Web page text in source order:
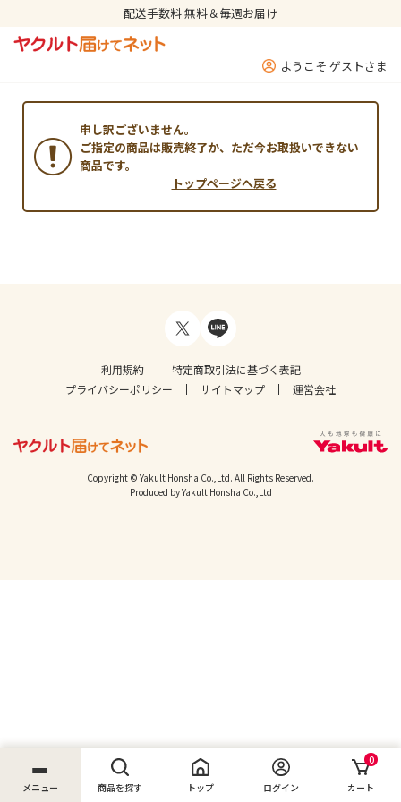
配送手数料 無料＆毎週お届け
ようこそ ゲストさま
メニュー 商品を探す トップ ログイン
0
カート
申し訳ございません。
ご指定の商品は販売終了か、ただ今お取扱いできない
商品です。
トップページへ戻る
利用規約
特定商取引法に基づく表記
プライバシーポリシー
サイトマップ 運営会社
Copyright © Yakult Honsha Co.,Ltd. All Rights Reserved.
Produced by Yakult Honsha Co.,Ltd